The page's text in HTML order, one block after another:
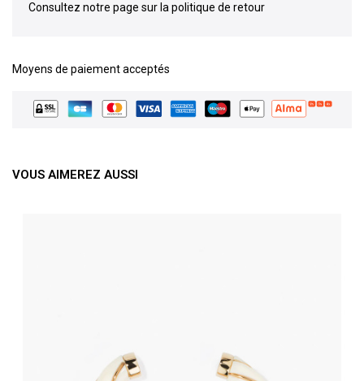
Consultez notre page sur la politique de retour
Moyens de paiement acceptés
VOUS AIMEREZ AUSSI